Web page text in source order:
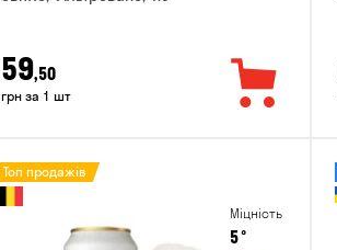
59,50
грн за 1 шт
Міцність
5°
Топ продажів